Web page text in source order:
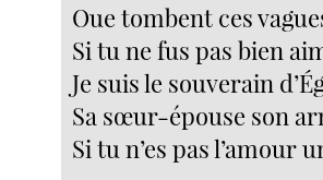
Oue tombent ces
Si tu ne fus pas bien
Je suis le souverain
Sa sœur-épouse son
Si tu n’es pas l’amour